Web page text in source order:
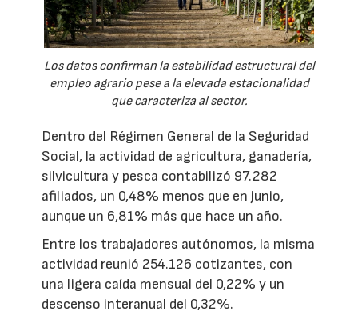
Los datos confirman la estabilidad estructural del
empleo agrario pese a la elevada estacionalidad
que caracteriza al sector.
Dentro del Régimen General de la Seguridad
Social, la actividad de agricultura, ganadería,
silvicultura y pesca contabilizó 97.282
afiliados, un 0,48% menos que en junio,
aunque un 6,81% más que hace un año.
Entre los trabajadores autónomos, la misma
actividad reunió 254.126 cotizantes, con
una ligera caída mensual del 0,22% y un
descenso interanual del 0,32%.